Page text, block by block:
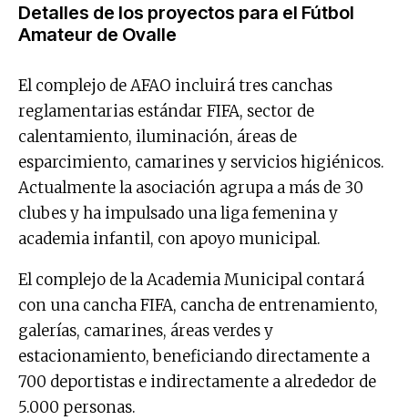
Detalles de los proyectos para el Fútbol
Amateur de Ovalle
El complejo de AFAO incluirá tres canchas
reglamentarias estándar FIFA, sector de
calentamiento, iluminación, áreas de
esparcimiento, camarines y servicios higiénicos.
Actualmente la asociación agrupa a más de 30
clubes y ha impulsado una liga femenina y
academia infantil, con apoyo municipal.
El complejo de la Academia Municipal contará
con una cancha FIFA, cancha de entrenamiento,
galerías, camarines, áreas verdes y
estacionamiento, beneficiando directamente a
700 deportistas e indirectamente a alrededor de
5.000 personas.